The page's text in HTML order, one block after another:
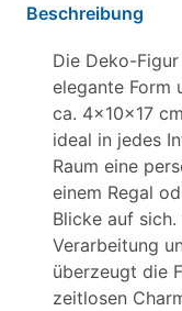
Beschreibung
Die Deko-
elegante Form
ca. 4x10x17
ideal in jedes
Raum eine
einem Regal
Blicke auf
Verarbeitung
überzeugt die
zeitlosen